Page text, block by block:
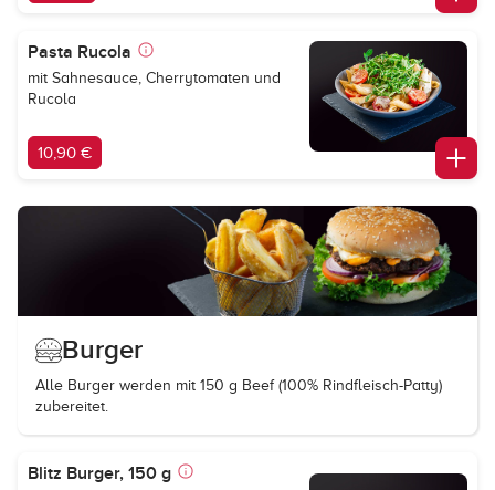
Pasta Rucola
mit Sahnesauce, Cherrytomaten und
Rucola
10,90 €
Burger
Alle Burger werden mit 150 g Beef (100% Rindfleisch-Patty)
zubereitet.
Blitz Burger, 150 g